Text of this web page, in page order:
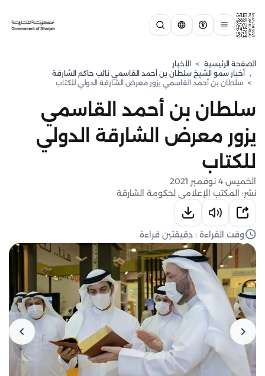
الصفحة الرئيسية > الأخبار
, ⁠أخبار سمو الشيخ سلطان بن أحمد القاسمي نائب حاكم الشارقة
> سلطان بن أحمد القاسمي يزور معرض الشارقة الدولي للكتاب
سلطان بن أحمد القاسمي
يزور معرض الشارقة الدولي
للكتاب
الخميس 4 نوفمبر 2021
نشر: المكتب الإعلامي لحكومة الشارقة
وقت القراءة : دقيقتين قراءة